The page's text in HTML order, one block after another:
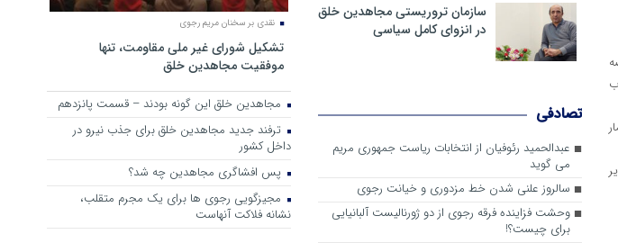
سازمان تروریستی مجاهدین خلق
در انزوای کامل سیاسی
تصادفی
عبدالحمید رئوفیان از انتخابات ریاست جمهوری مریم
می گوید
سالروز علنی شدن خط مزدوری و خیانت رجوی
وحشت فزاینده فرقه رجوی از دو ژورنالیست آلبانیایی
برای چیست؟!
نقدی بر سخنان مریم رجوی
تشکیل شورای غیر ملی مقاومت، تنها
موفقیت مجاهدین خلق
مجاهدین خلق این گونه بودند – قسمت پانزدهم
ترفند جدید مجاهدین خلق برای جذب نیرو در
داخل کشور
پس افشاگری مجاهدین چه شد؟
مجیزگویی رجوی ها برای یک مجرم متقلب،
نشانه فلاکت آنهاست